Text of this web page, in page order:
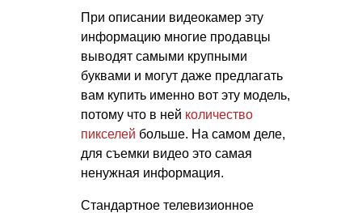
При описании видеокамер эту
информацию многие продавцы
выводят самыми крупными
буквами и могут даже предлагать
вам купить именно вот эту модель,
потому что в ней количество
пикселей больше. На самом деле,
для съемки видео это самая
ненужная информация.
Стандартное телевизионное